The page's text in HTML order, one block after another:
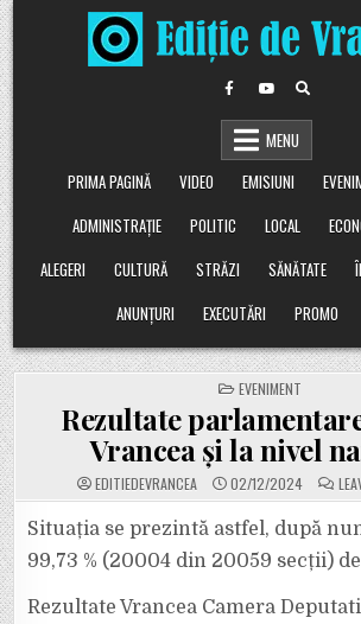
Skip
to
content
MENU
PRIMA PAGINĂ
VIDEO EMISIUNI
ADMINISTRAȚIE
POLITIC LOCAL
ALEGERI
CULTURĂ STRĂZI SĂNĂTATE
ANUNȚURI
EXECUTĂRI PROMO
POSTED
IN
EVENIMENT
Rezultate
Vrancea și la nivel
EDITIEDEVRANCEA 02/12/2024
Situația se prezintă astfel, după
99,73 % (20004 din 20059 secții)
Rezultate Vrancea Camera